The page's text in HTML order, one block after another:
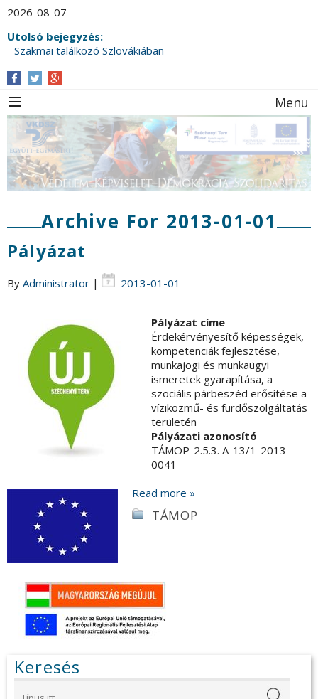
2026-08-07
Utolsó bejegyzés:
Szakmai találkozó Szlovákiában
Menu
Archive For 2013-01-01
Pályázat
By Administrator | 2013-01-01
Pályázat címe
Érdekérvényesítő képességek,
kompetenciák fejlesztése,
munkajogi és munkaügyi
ismeretek gyarapítása, a
szociális párbeszéd erősítése a
víziközmű- és fürdőszolgáltatás
területén
Pályázati azonosító
TÁMOP-2.5.3. A-13/1-2013-
0041
Read more »
TÁMOP
Keresés